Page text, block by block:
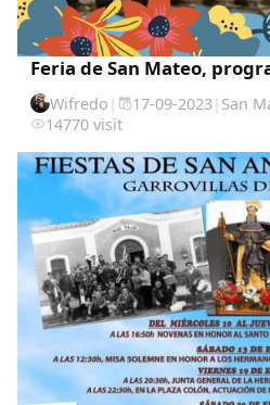
Feria de San Mateo,
Wifredo | 17-09-2023| San
14770 visit